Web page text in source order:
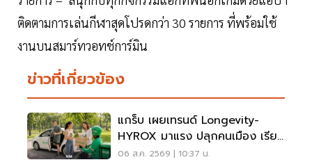
ติดตามการเล่นกีฬาสุดโปรดกว่า 30 รายการ ที่พร้อมใช้
งานบนสมาร์ทวอทช์การ์มิน
ข่าวที่เกี่ยวข้อง
แกร็บ เผยเทรนด์ Longevity-
HYROX มาแรง ปลุกคนเมือง เรียก
รถไปสวนโต 5 เท่า
06 ส.ค. 2569 | 10:37 น.